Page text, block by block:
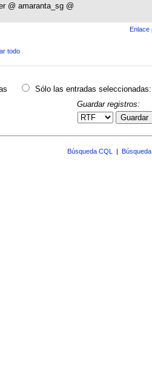
@ amaranta_sg @
Enlace
todo
Sólo las entradas seleccionadas:
Guardar registros:
Guardar
Búsqueda CQL